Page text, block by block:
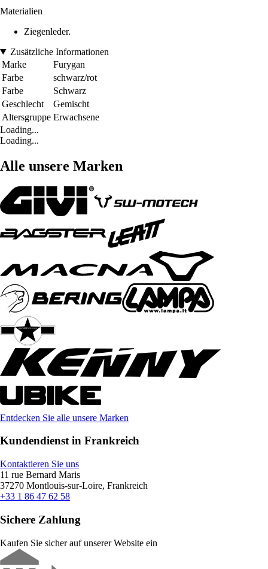
Materialien
Ziegenleder.
Zusätzliche Informationen
Marke
Furygan
Farbe
schwarz/rot
Farbe
Schwarz
Geschlecht
Gemischt
Altersgruppe Erwachsene
Loading...
Loading...
Alle unsere Marken
Entdecken Sie alle unsere Marken
Kundendienst in Frankreich
Kontaktieren Sie uns
11 rue Bernard Maris
37270 Montlouis-sur-Loire, Frankreich
+33 1 86 47 62 58
Sichere Zahlung
Kaufen Sie sicher auf unserer Website ein